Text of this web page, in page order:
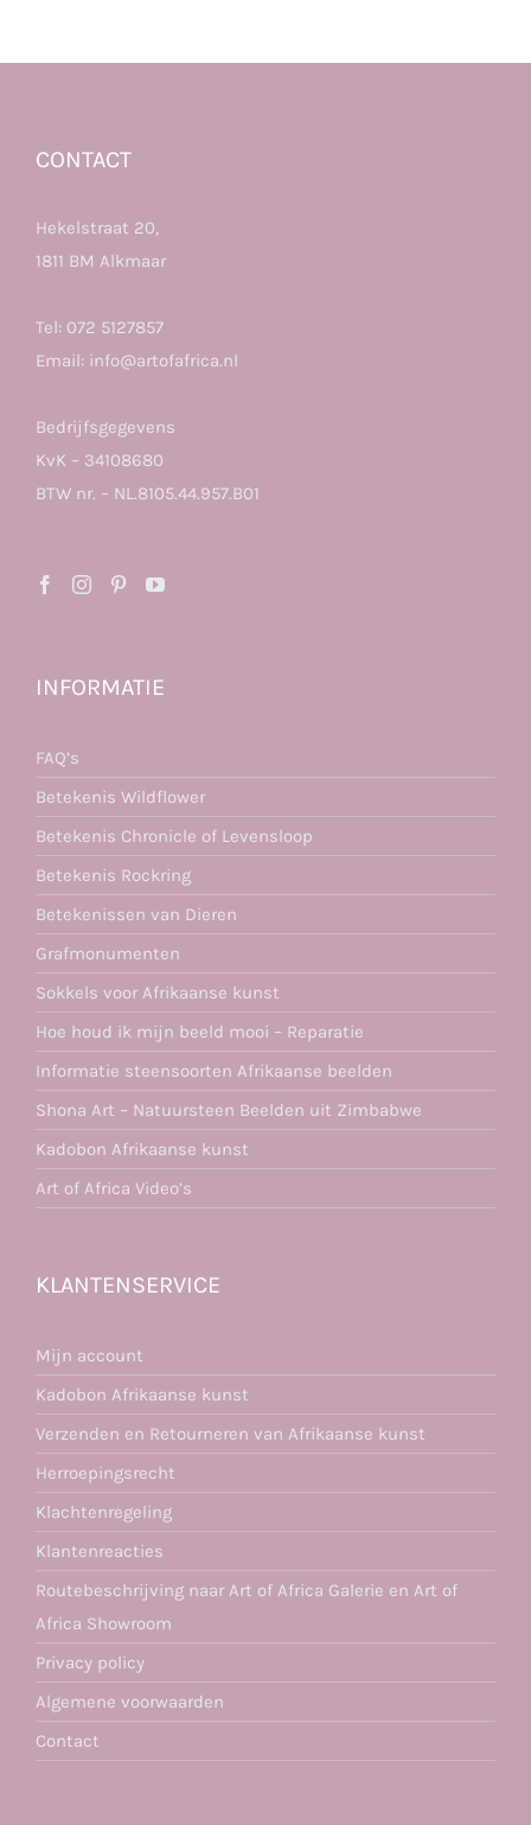
CONTACT
Hekelstraat 20,
1811 BM Alkmaar
Tel: 072 5127857
Email: info@artofafrica.nl
Bedrijfsgegevens
KvK – 34108680
BTW nr. – NL.8105.44.957.B01
INFORMATIE
FAQ’s
Betekenis Wildflower
Betekenis Chronicle of Levensloop
Betekenis Rockring
Betekenissen van Dieren
Grafmonumenten
Sokkels voor Afrikaanse kunst
Hoe houd ik mijn beeld mooi – Reparatie
Informatie steensoorten Afrikaanse beelden
Shona Art – Natuursteen Beelden uit Zimbabwe
Kadobon Afrikaanse kunst
Art of Africa Video’s
KLANTENSERVICE
Mijn account
Kadobon Afrikaanse kunst
Verzenden en Retourneren van Afrikaanse kunst
Herroepingsrecht
Klachtenregeling
Klantenreacties
Routebeschrijving naar Art of Africa Galerie en Art of
Africa Showroom
Privacy policy
Algemene voorwaarden
Contact